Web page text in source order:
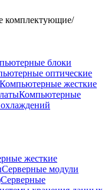
комплектующие/
блоки
оптические
Компьютерные жесткие
Компьютерные
жесткие
Серверные модули
Серверные